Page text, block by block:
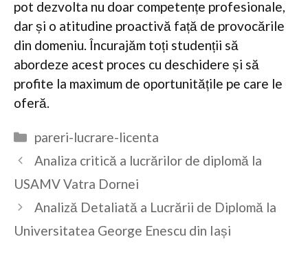
pot dezvolta nu doar competențe profesionale,
dar și o atitudine proactivă față de provocările
din domeniu. Încurajăm toți studenții să
abordeze acest proces cu deschidere și să
profite la maximum de oportunitățile pe care le
oferă.
Categorii
pareri-lucrare-licenta
Analiza critică a lucrărilor de diplomă la
USAMV Vatra Dornei
Analiză Detaliată a Lucrării de Diplomă la
Universitatea George Enescu din Iași